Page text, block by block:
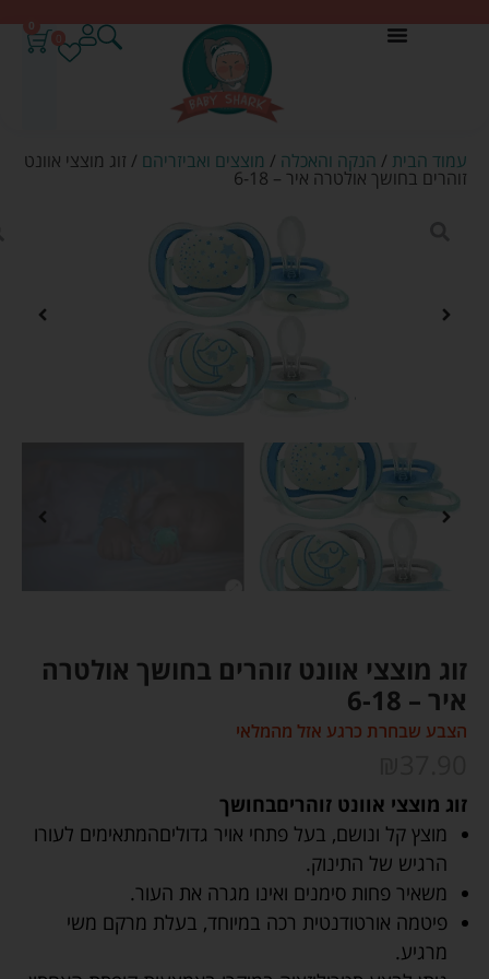
0
עמוד הבית / הנקה והאכלה / מוצצים ואביזריהם / זוג מוצצי אוונט
זוהרים בחושך אולטרה איר – 6-18
זוג מוצצי אוונט זוהרים בחושך אולטרה
איר – 6-18
הצבע שבחרת כרגע אזל מהמלאי
זוג מוצצי אוונט זוהריםבחושך
מוצץ קל ונושם, בעל פתחי אויר גדוליםהמתאימים לעורו
הרגיש של התינוק.
משאיר פחות סימנים ואינו מגרה את העור.
פיטמה אורטודנטית רכה במיוחד, בעלת מרקם משי
מרגיע.